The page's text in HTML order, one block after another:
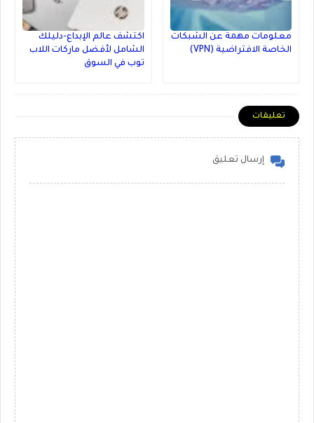
معلومات مهمة عن الشبكات
الخاصة الافتراضية (VPN)
اكتشف عالم الإبداع-دليلك
الشامل لأفضل ماركات اللاب
توب في السوق
تعليقات
إرسال تعليق